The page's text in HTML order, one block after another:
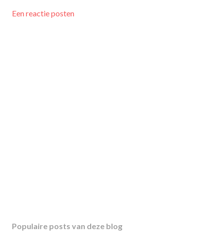
Een reactie posten
Populaire posts van deze blog